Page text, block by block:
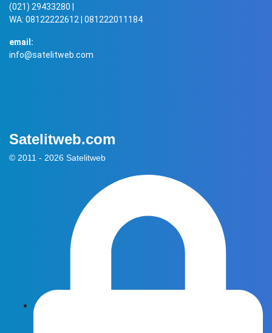
(021) 29433280 |
WA: 08122222612 | 081222011184
email:
info@satelitweb.com
Satelitweb.com
© 2011 - 2026 Satelitweb